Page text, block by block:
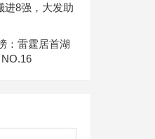
进8强，大发助
：雷霆居首湖